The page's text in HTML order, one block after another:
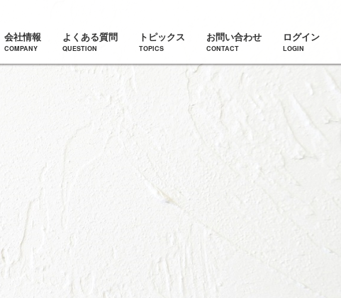
会社情報
COMPANY
よくある質問
QUESTION
トピックス
TOPICS
お問い合わせ
CONTACT
ログイン
LOGIN